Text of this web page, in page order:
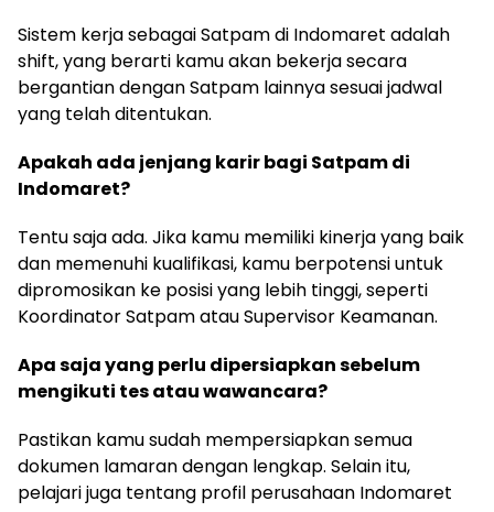
Sistem kerja sebagai Satpam di Indomaret adalah
shift, yang berarti kamu akan bekerja secara
bergantian dengan Satpam lainnya sesuai jadwal
yang telah ditentukan.
Apakah ada jenjang karir bagi Satpam di
Indomaret?
Tentu saja ada. Jika kamu memiliki kinerja yang baik
dan memenuhi kualifikasi, kamu berpotensi untuk
dipromosikan ke posisi yang lebih tinggi, seperti
Koordinator Satpam atau Supervisor Keamanan.
Apa saja yang perlu dipersiapkan sebelum
mengikuti tes atau wawancara?
Pastikan kamu sudah mempersiapkan semua
dokumen lamaran dengan lengkap. Selain itu,
pelajari juga tentang profil perusahaan Indomaret